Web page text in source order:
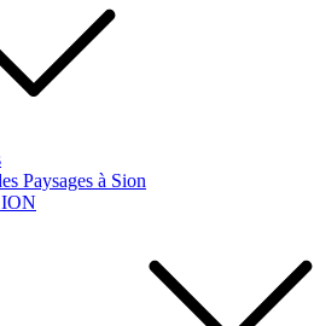
Paysages à Sion